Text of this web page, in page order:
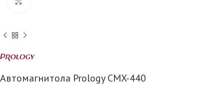
Автомагнитола Prology CMX-440